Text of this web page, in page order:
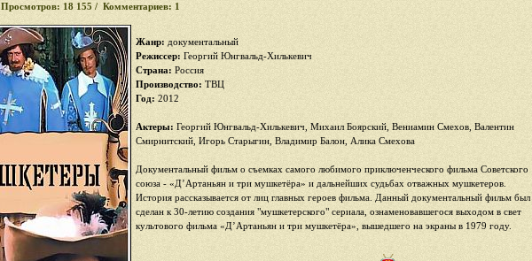
Просмотров: 18 155 / Комментариев: 1
Жанр: документальный
Режиссер: Георгий Юнгвальд-Хилькевич
Страна: Россия
Производство: ТВЦ
Год: 2012
Актеры: Георгий Юнгвальд-Хилькевич, Михаил Боярский, Вениамин Смехов, Валентин
Смирнитский, Игорь Старыгин, Владимир Балон, Алика Смехова
Документальный фильм о съемках самого любимого приключенческого фильма Советского
союза - «Д’Артаньян и три мушкетёра» и дальнейших судьбах отважных мушкетеров.
История рассказывается от лиц главных героев фильма. Данный документальный фильм был
сделан к 30-летию создания "мушкетерского" сериала, ознаменовавшегося выходом в свет
культового фильма «Д’Артаньян и три мушкетёра», вышедшего на экраны в 1979 году.